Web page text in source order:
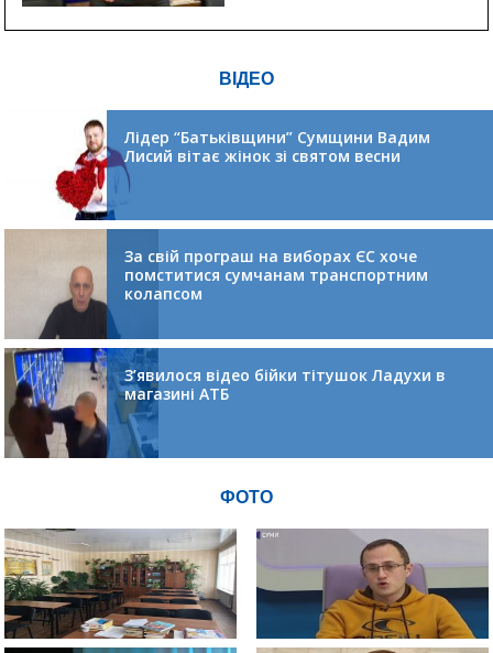
ВІДЕО
Лідер “Батьківщини” Сумщини Вадим
Лисий вітає жінок зі святом весни
За свій програш на виборах ЄС хоче
помститися сумчанам транспортним
колапсом
З’явилося відео бійки тітушок Ладухи в
магазині АТБ
ФОТО